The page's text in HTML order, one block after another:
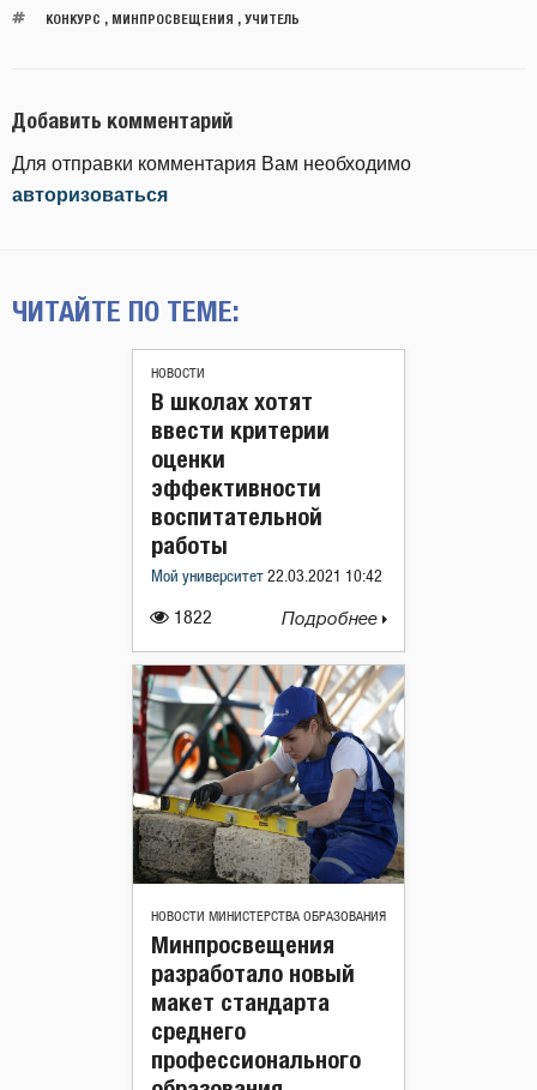
КОНКУРС , МИНПРОСВЕЩЕНИЯ , УЧИТЕЛЬ
Добавить комментарий
Для отправки комментария Вам необходимо
авторизоваться
ЧИТАЙТЕ ПО ТЕМЕ:
НОВОСТИ
1822
В школах хотят
ввести критерии
оценки
эффективности
воспитательной
работы
Мой университет 22.03.2021 10:42
Подробнее
НОВОСТИ МИНИСТЕРСТВА ОБРАЗОВАНИЯ
Минпросвещения
разработало новый
макет стандарта
среднего
профессионального